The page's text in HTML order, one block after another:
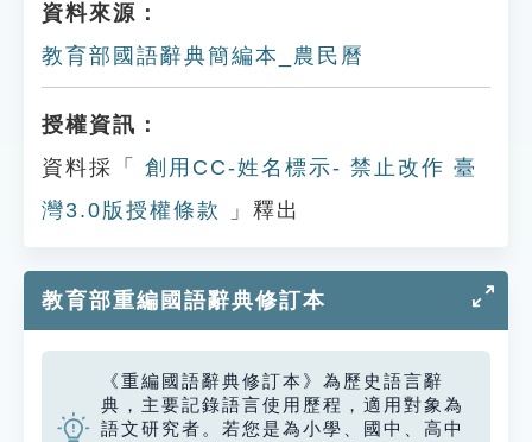
資料來源：
教育部國語辭典簡編本_農民曆
授權資訊：
資料採「
創用CC-姓名標示- 禁止改作 臺
灣3.0版授權條款
」釋出
教育部重編國語辭典修訂本
《重編國語辭典修訂本》為歷史語言辭
典，主要記錄語言使用歷程，適用對象為
語文研究者。若您是為小學、國中、高中